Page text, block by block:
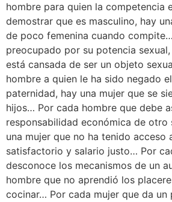
hombre para quien la competencia
demostrar que es masculino, hay
de poco femenina cuando
preocupado por su potencia
está cansada de ser un objeto
hombre a quien le ha sido negado
paternidad, hay una mujer que se
hijos… Por cada hombre que debe
responsabilidad económica de otro
una mujer que no ha tenido acceso
satisfactorio y salario justo… Por
desconoce los mecanismos de un
hombre que no aprendió los
cocinar… Por cada mujer que da un